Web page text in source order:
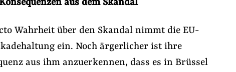
aus dem Skandal
Wahrheit über den Skandal nimmt die EU-
ein. Noch ärgerlicher ist ihre
aus ihm anzuerkennen, dass es in Brüssel